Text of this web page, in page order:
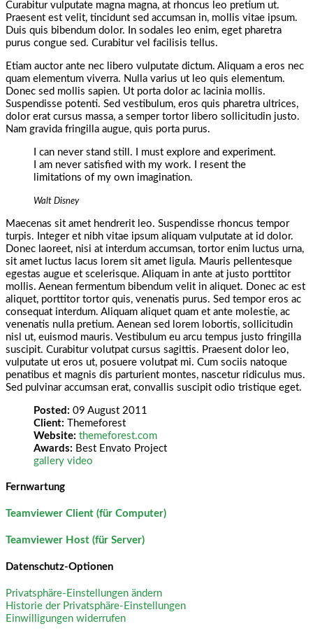
Curabitur vulputate magna magna, at rhoncus leo pretium ut.
Praesent est velit, tincidunt sed accumsan in, mollis vitae ipsum.
Duis quis bibendum dolor. In sodales leo enim, eget pharetra
purus congue sed. Curabitur vel facilisis tellus.
Etiam auctor ante nec libero vulputate dictum. Aliquam a eros nec
quam elementum viverra. Nulla varius ut leo quis elementum.
Donec sed mollis sapien. Ut porta dolor ac lacinia mollis.
Suspendisse potenti. Sed vestibulum, eros quis pharetra ultrices,
dolor erat cursus massa, a semper tortor libero sollicitudin justo.
Nam gravida fringilla augue, quis porta purus.
I can never stand still. I must explore and experiment.
I am never satisfied with my work. I resent the
limitations of my own imagination.
Walt Disney
Maecenas sit amet hendrerit leo. Suspendisse rhoncus tempor
turpis. Integer et nibh vitae ipsum aliquam vulputate at id dolor.
Donec laoreet, nisi at interdum accumsan, tortor enim luctus urna,
sit amet luctus lacus lorem sit amet ligula. Mauris pellentesque
egestas augue et scelerisque. Aliquam in ante at justo porttitor
mollis. Aenean fermentum bibendum velit in aliquet. Donec ac est
aliquet, porttitor tortor quis, venenatis purus. Sed tempor eros ac
consequat interdum. Aliquam aliquet quam et ante molestie, ac
venenatis nulla pretium. Aenean sed lorem lobortis, sollicitudin
nisl ut, euismod mauris. Vestibulum eu arcu tempus justo fringilla
suscipit. Curabitur volutpat cursus sagittis. Praesent dolor leo,
vulputate ut eros ut, posuere volutpat mi. Cum sociis natoque
penatibus et magnis dis parturient montes, nascetur ridiculus mus.
Sed pulvinar accumsan erat, convallis suscipit odio tristique eget.
Posted: 09 August 2011
Client: Themeforest
Website: themeforest.com
Awards: Best Envato Project
gallery video
Fernwartung
Teamviewer Client (für Computer)
Teamviewer Host (für Server)
Datenschutz-Optionen
Privatsphäre-Einstellungen ändern
Historie der Privatsphäre-Einstellungen
Einwilligungen widerrufen